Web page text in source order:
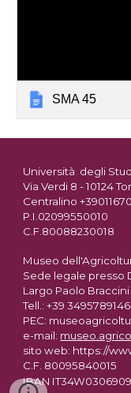
SMA 45
Università degli
Via Verdi 8 - 10124
Centralino
P.I.02099550010
C.F.80088230018
Museo
Sede legale presso
Largo Paolo Braccini
Tell.: +39 3495789146
PEC:
e-mail:
sito web: https://
C.F. 80095840015
IBAN